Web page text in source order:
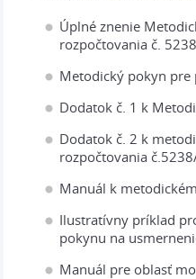
Úplné znenie
rozpočtovania č.
Metodický pokyn
Dodatok č. 1 k
Dodatok č. 2 k
rozpočtovania
Manuál k
Ilustratívny príklad
pokynu na
Manuál pre oblasť